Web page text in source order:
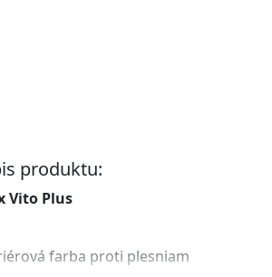
produktu:
Vito Plus
farba proti plesniam